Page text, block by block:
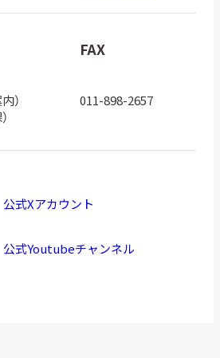
）
FAX
011-898-2657
公式Xアカウント
公式Youtubeチャンネル